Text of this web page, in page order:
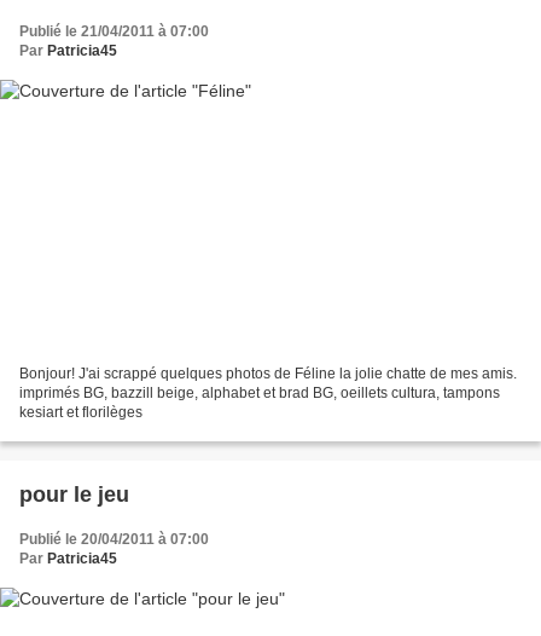
Publié le 21/04/2011 à 07:00
Par Patricia45
Bonjour! J'ai scrappé quelques photos de Féline la jolie chatte de mes amis.
imprimés BG, bazzill beige, alphabet et brad BG, oeillets cultura, tampons
kesiart et florilèges
pour le jeu
Publié le 20/04/2011 à 07:00
Par Patricia45